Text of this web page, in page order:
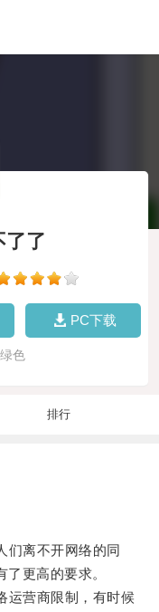
了了
PC下载
色
排行
离不开网络的同
更高的要求。
营商限制，有时候